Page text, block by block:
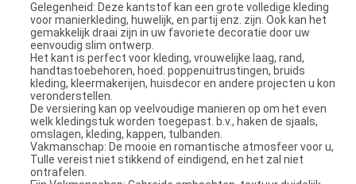
Gelegenheid: Deze kantstof kan een grote volledige kleding
voor manierkleding, huwelijk, en partij enz. zijn. Ook kan het
gemakkelijk draai zijn in uw favoriete decoratie door uw
eenvoudig slim ontwerp.
Het kant is perfect voor kleding, vrouwelijke laag, rand,
handtastoebehoren, hoed. poppenuitrustingen, bruids
kleding, kleermakerijen, huisdecor en andere projecten u kon
veronderstellen.
De versiering kan op veelvoudige manieren op om het even
welk kledingstuk worden toegepast. b.v., haken de sjaals,
omslagen, kleding, kappen, tulbanden.
Vakmanschap: De mooie en romantische atmosfeer voor u,
Tulle vereist niet stikkend of eindigend, en het zal niet
ontrafelen.